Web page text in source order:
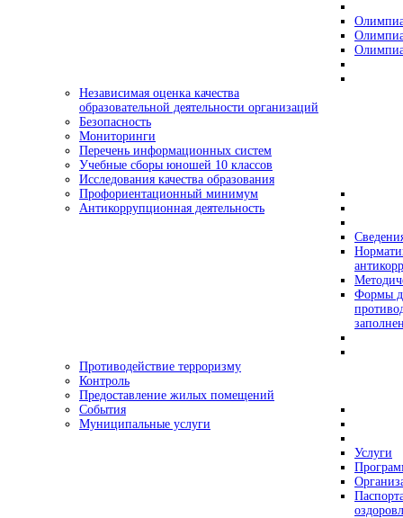
Независимая оценка качества
образовательной деятельности организаций
Безопасность
Мониторинги
Перечень информационных систем
Учебные сборы юношей 10 классов
Исследования качества образования
Профориентационный минимум
Антикоррупционная деятельность
Формы
Противодействие терроризму
Контроль
Предоставление жилых помещений
События
Муниципальные услуги
Услуги